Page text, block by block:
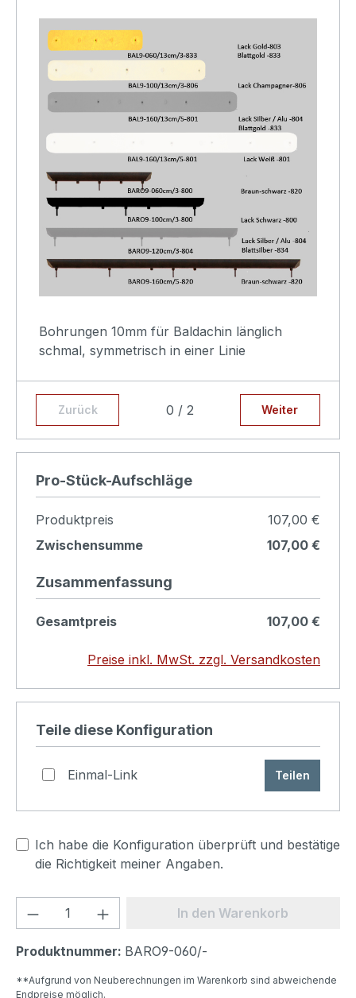
Bohrungen 10mm für Baldachin länglich
schmal, symmetrisch in einer Linie
Produkt konfigurieren
Zurück 0 / 2 Weiter
Pro-Stück-Aufschläge
Produktpreis
107,00 €
Zwischensumme
107,00 €
Zusammenfassung
Gesamtpreis 107,00 €
Preise inkl. MwSt. zzgl. Versandkosten
Teile diese Konfiguration
Einmal-Link Teilen
Ich habe die Konfiguration überprüft und bestätige
die Richtigkeit meiner Angaben.
Produkt Anzahl: Gib denIn den Warenkorb
Produktnummer: BARO9-060/-
**Aufgrund von Neuberechnungen im Warenkorb sind abweichende
Endpreise möglich.